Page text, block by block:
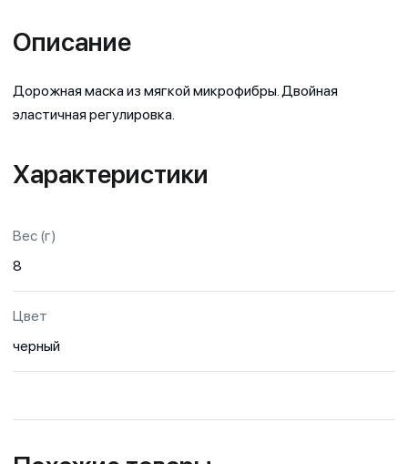
Описание
Дорожная маска из мягкой микрофибры. Двойная
эластичная регулировка.
Характеристики
Вес (г)
8
Цвет
черный